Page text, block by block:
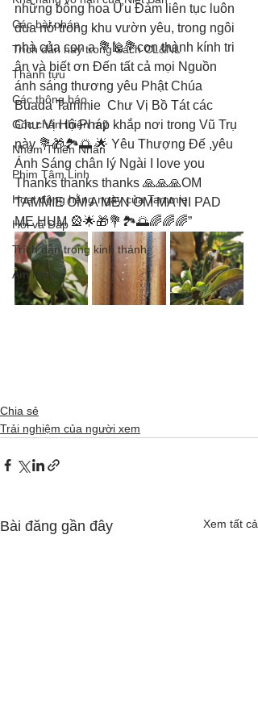
Các bài pháp
Trích dẫn hay trong Sách CL&NL
Thành tựu
Các thông báo
Góc chân thiện mỹ
Nhóm Thiên Nhãn
Phim Tâm Linh
Hoạt động hằng ngày của Tammie
Hỏi và Đáp
Trích dẫn trong kinh thánh
Âm Nhạc
những bông hoa Ưu Đàm liên tục luôn
đua nở trong khu vườn yêu, trong ngôi
nhà của con ạ 💐🕌💐con thành kính tri
ân và biết ơn Đến tất cả mọi Nguồn
ánh sáng thương yêu Phật Chúa
Buada Tammie  Chư Vị Bồ Tát các
Chư Vị Hộ Pháp khắp nơi trong Vũ Trụ
này 💐🎁🏞🌅 🌟 Yêu Thượng Đế ,yêu
Ánh Sáng chân lý Ngài I love you
Thanks thanks thanks 🙏🙏🙏OM
TAMMIE OM A MEN OM MA NI PAD
ME HUM 🎡🌟🎁💐🏞🌅🌈🌈🌈”
Chia sẻ
Trải nghiệm của người xem
Bài đăng gần đây Xem tất cả